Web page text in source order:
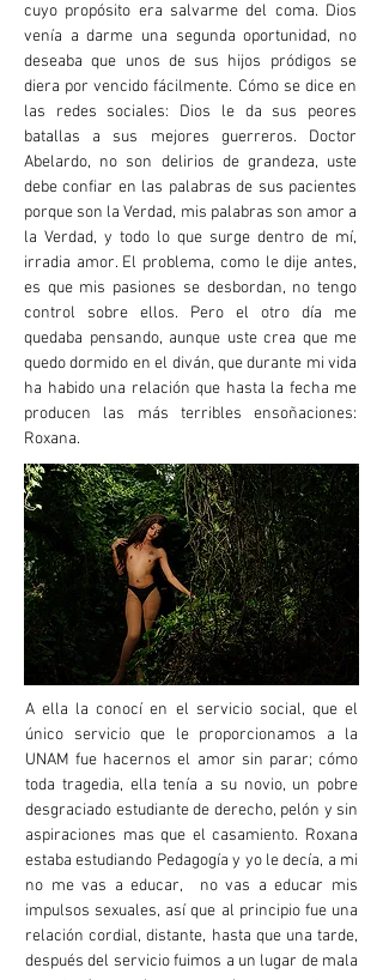
cuyo propósito era salvarme del coma. Dios
venía a darme una segunda oportunidad, no
deseaba que unos de sus hijos pródigos se
diera por vencido fácilmente. Cómo se dice en
las redes sociales: Dios le da sus peores
batallas a sus mejores guerreros. Doctor
Abelardo, no son delirios de grandeza, uste
debe confiar en las palabras de sus pacientes
porque son la Verdad, mis palabras son amor a
la Verdad, y todo lo que surge dentro de mí,
irradia amor. El problema, como le dije antes,
es que mis pasiones se desbordan, no tengo
control sobre ellos. Pero el otro día me
quedaba pensando, aunque uste crea que me
quedo dormido en el diván, que durante mi vida
ha habido una relación que hasta la fecha me
producen las más terribles ensoñaciones:
Roxana.
A ella la conocí en el servicio social, que el
único servicio que le proporcionamos a la
UNAM fue hacernos el amor sin parar; cómo
toda tragedia, ella tenía a su novio, un pobre
desgraciado estudiante de derecho, pelón y sin
aspiraciones mas que el casamiento. Roxana
estaba estudiando Pedagogía y yo le decía, a mi
no me vas a educar, no vas a educar mis
impulsos sexuales, así que al principio fue una
relación cordial, distante, hasta que una tarde,
después del servicio fuimos a un lugar de mala